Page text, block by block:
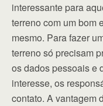
interessante para
terreno com um bom
mesmo. Para fazer
terreno só precisam
os dados pessoais e
interesse, os
contato. A vantagem